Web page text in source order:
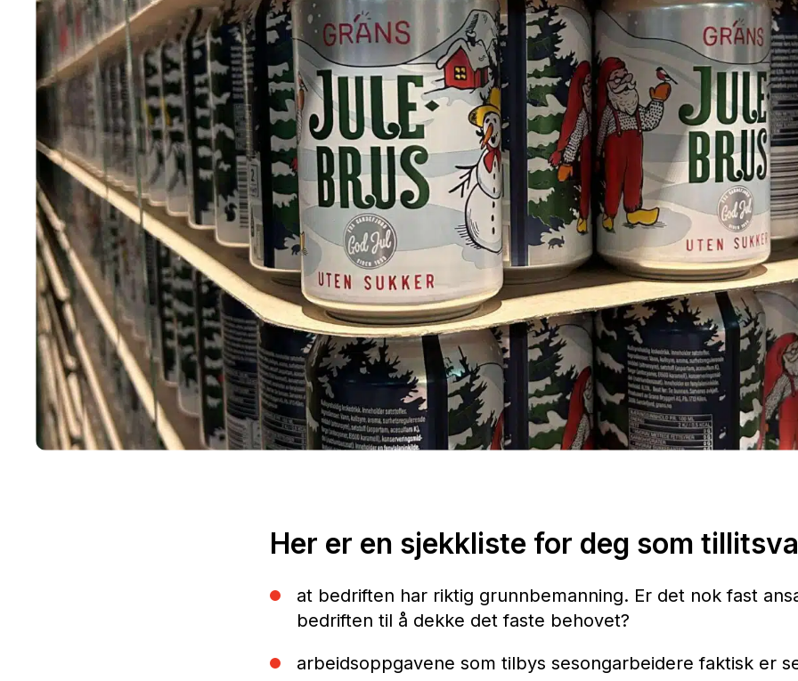
Her er en sjekkliste for deg som
at bedriften har riktig grunnbemanning. Er det nok fast
bedriften til å dekke det faste behovet?
arbeidsoppgavene som tilbys sesongarbeidere faktisk er